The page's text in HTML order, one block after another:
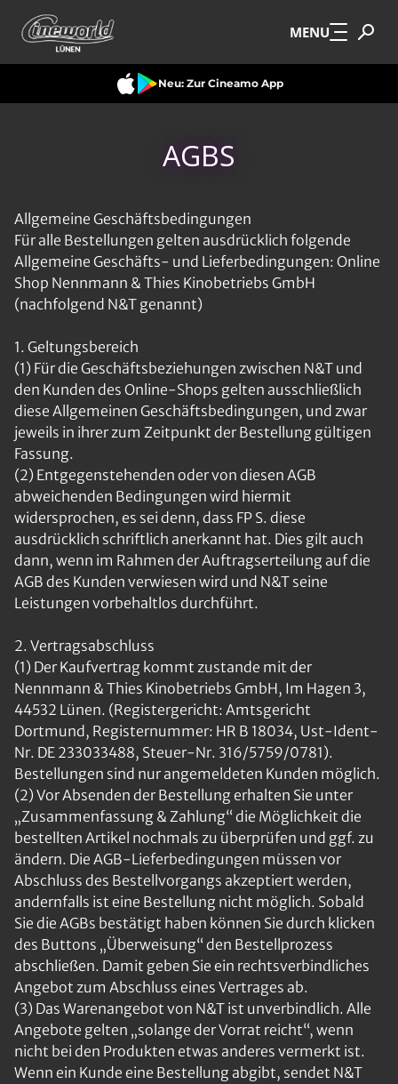
Zum Hauptinhalt springen MENU
Neu: Zur Cineamo App
AGBS
Allgemeine Geschäftsbedingungen
Für alle Bestellungen gelten ausdrücklich folgende
Allgemeine Geschäfts- und Lieferbedingungen: Online
Shop Nennmann & Thies Kinobetriebs GmbH
(nachfolgend N&T genannt)
1. Geltungsbereich
(1) Für die Geschäftsbeziehungen zwischen N&T und
den Kunden des Online-Shops gelten ausschließlich
diese Allgemeinen Geschäftsbedingungen, und zwar
jeweils in ihrer zum Zeitpunkt der Bestellung gültigen
Fassung.
(2) Entgegenstehenden oder von diesen AGB
abweichenden Bedingungen wird hiermit
widersprochen, es sei denn, dass FP S. diese
ausdrücklich schriftlich anerkannt hat. Dies gilt auch
dann, wenn im Rahmen der Auftragserteilung auf die
AGB des Kunden verwiesen wird und N&T seine
Leistungen vorbehaltlos durchführt.
2. Vertragsabschluss
(1) Der Kaufvertrag kommt zustande mit der
Nennmann & Thies Kinobetriebs GmbH, Im Hagen 3,
44532 Lünen. (Registergericht: Amtsgericht
Dortmund, Registernummer: HR B 18034, Ust-Ident-
Nr. DE 233033488, Steuer-Nr. 316/5759/0781).
Bestellungen sind nur angemeldeten Kunden möglich.
(2) Vor Absenden der Bestellung erhalten Sie unter
„Zusammenfassung & Zahlung“ die Möglichkeit die
bestellten Artikel nochmals zu überprüfen und ggf. zu
ändern. Die AGB-Lieferbedingungen müssen vor
Abschluss des Bestellvorgangs akzeptiert werden,
andernfalls ist eine Bestellung nicht möglich. Sobald
Sie die AGBs bestätigt haben können Sie durch klicken
des Buttons „Überweisung“ den Bestellprozess
abschließen. Damit geben Sie ein rechtsverbindliches
Angebot zum Abschluss eines Vertrages ab.
(3) Das Warenangebot von N&T ist unverbindlich. Alle
Angebote gelten „solange der Vorrat reicht“, wenn
nicht bei den Produkten etwas anderes vermerkt ist.
Wenn ein Kunde eine Bestellung abgibt, sendet N&T